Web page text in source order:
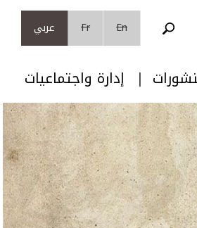
En
Fr عربي
إدارة واجتماعيات